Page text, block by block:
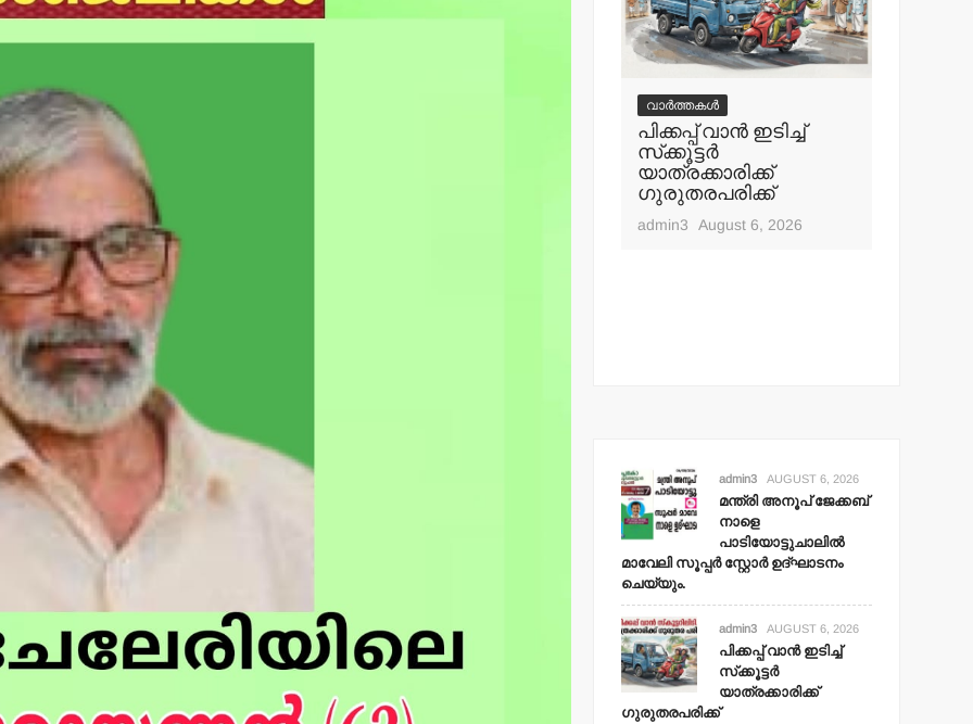
കരിമ്പം-ഹിലാല്‍
നഗറില്‍ തെരുവുനായ
കേന്ദ്രം
സ്ഥാപിക്കാനുള്ള
നഗരസഭയുടെ നീക്കം
ഉപേക്ഷിക്കണം:
എസ്.ഡി.പി.ഐ
admin3
വാർത്തകൾ
പിക്കപ്പ് വാന്‍ ഇടിച്ച്
സ്‌ക്കൂട്ടര്‍
യാത്രക്കാരിക്ക്
ഗുരുതരപരിക്ക്
admin3 August 6, 2026
admin3 AUGUST 6, 2026
മന്ത്രി അനൂപ് ജേക്കബ്
നാളെ
പാടിയോട്ടുചാലില്‍
മാവേലി സൂപ്പര്‍ സ്റ്റോര്‍ ഉദ്ഘാടനം
ചെയ്യും.
admin3 AUGUST 6, 2026
പിക്കപ്പ് വാന്‍ ഇടിച്ച്
സ്‌ക്കൂട്ടര്‍
യാത്രക്കാരിക്ക്
ഗുരുതരപരിക്ക്